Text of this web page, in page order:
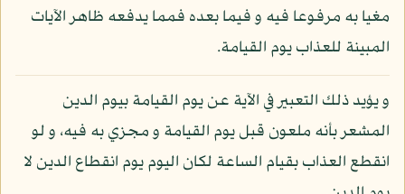
مغيا به مرفوعا فيه و فيما بعده فمما يدفعه ظاهر الآيات
المبينة للعذاب يوم القيامة.
و يؤيد ذلك التعبير في الآية عن يوم القيامة بيوم الدين
المشعر بأنه ملعون قبل يوم القيامة و مجزي به فيه، و لو
انقطع العذاب بقيام الساعة لكان اليوم يوم انقطاع الدين لا